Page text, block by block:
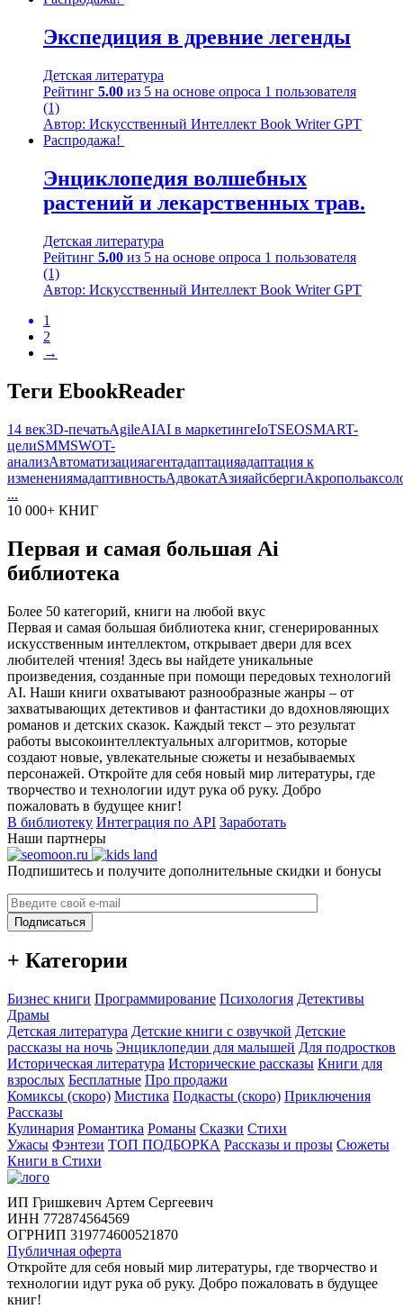
Экспедиция в древние легенды
Детская литература
Рейтинг 5.00 из 5 на основе опроса 1 пользователя
(1)
Автор: Искусственный Интеллект Book Writer GPT
Распродажа!
Энциклопедия волшебных
растений и лекарственных трав.
Детская литература
Рейтинг 5.00 из 5 на основе опроса 1 пользователя
(1)
Автор: Искусственный Интеллект Book Writer GPT
1
2
→
Теги EbookReader
14 век3D-печатьAgileAIAI в маркетингеIoTSEOSMART-
целиSMMSWOT-
анализАвтоматизацияагентадаптацияадаптация к
изменениямадаптивностьАдвокатАзияайсбергиАкрополь
...
10 000+ КНИГ
Первая и самая большая Ai
библиотека
Более 50 категорий, книги на любой вкус
Первая и самая большая библиотека книг, сгенерированных
искусственным интеллектом, открывает двери для всех
любителей чтения! Здесь вы найдете уникальные
произведения, созданные при помощи передовых технологий
AI. Наши книги охватывают разнообразные жанры – от
захватывающих детективов и фантастики до вдохновляющих
романов и детских сказок. Каждый текст – это результат
работы высокоинтеллектуальных алгоритмов, которые
создают новые, увлекательные сюжеты и незабываемых
персонажей. Откройте для себя новый мир литературы, где
творчество и технологии идут рука об руку. Добро
пожаловать в будущее книг!
В библиотеку Интеграция по API Заработать
Наши партнеры
Подпишитесь и получите дополнительные скидки и бонусы
Подписаться
+ Категории
Бизнес книги Программирование Психология Детективы
Драмы
Детская литература Детские книги с озвучкой Детские
рассказы на ночь Энциклопедии для малышей Для подростков
Историческая литература Исторические рассказы Книги для
взрослых Бесплатные Про продажи
Комиксы (скоро) Мистика Подкасты (скоро) Приключения
Рассказы
Кулинария Романтика Романы Сказки Стихи
Ужасы Фэнтези ТОП ПОДБОРКА Рассказы и прозы Сюжеты
Книги в Стихи
ИП Гришкевич Артем Сергеевич
ИНН 772874564569
ОГРНИП 319774600521870
Публичная оферта
Откройте для себя новый мир литературы, где творчество и
технологии идут рука об руку. Добро пожаловать в будущее
книг!